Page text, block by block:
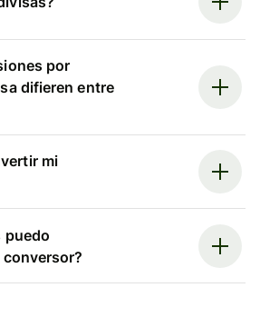
por
difieren entre
mi
puedo